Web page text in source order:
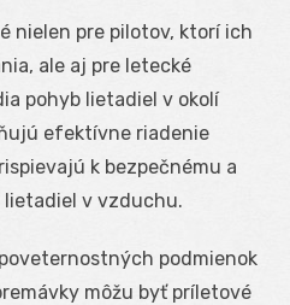
nielen pre pilotov, ktorí ich
ale aj pre letecké
pohyb lietadiel v okolí
efektívne riadenie
k bezpečnému a
v vzduchu.
podmienok
môžu byť príletové